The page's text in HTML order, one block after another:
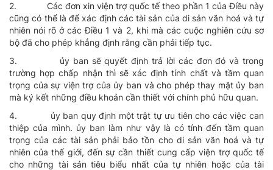
2. Các đơn xin viện trợ quốc tế theo phần 1 của Ðiều này
cũng có thể là để xác định các tài sản của di sản văn hoá và tự
nhiên nói rõ ở các Ðiều 1 và 2, khi mà các cuộc nghiên cứu sơ
bộ đã cho phép khẳng định rằng cần phải tiếp tục.
3. ủy ban sẽ quyết định trả lời các đơn đó và trong
trường hợp chấp nhận thì sẽ xác định tính chất và tầm quan
trọng của sự viện trợ của ủy ban và cho phép thay mặt ủy ban
mà ký kết những điều khoản cần thiết với chính phủ hữu quan.
4. ủy ban quy định một trật tự ưu tiên cho các việc can
thiệp của mình. ủy ban làm như vậy là có tính đến tầm quan
trọng của các tài sản phải bảo tồn cho di sản văn hoá và tự
nhiên của thế giới, đến sự cần thiết cung cấp viện trợ quốc tế
cho những tài sản tiêu biểu nhất của tự nhiên hoặc của tài